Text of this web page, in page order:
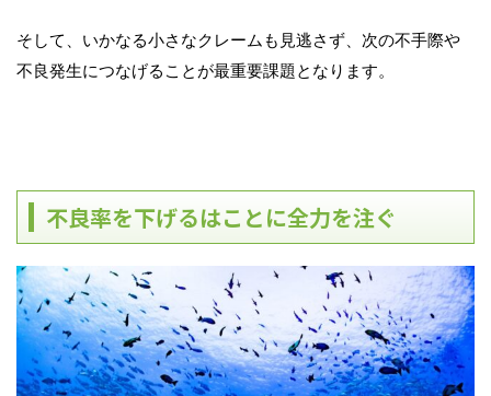
そして、いかなる小さなクレームも見逃さず、次の不手際や
不良発生につなげることが最重要課題となります。
不良率を下げるはことに全力を注ぐ